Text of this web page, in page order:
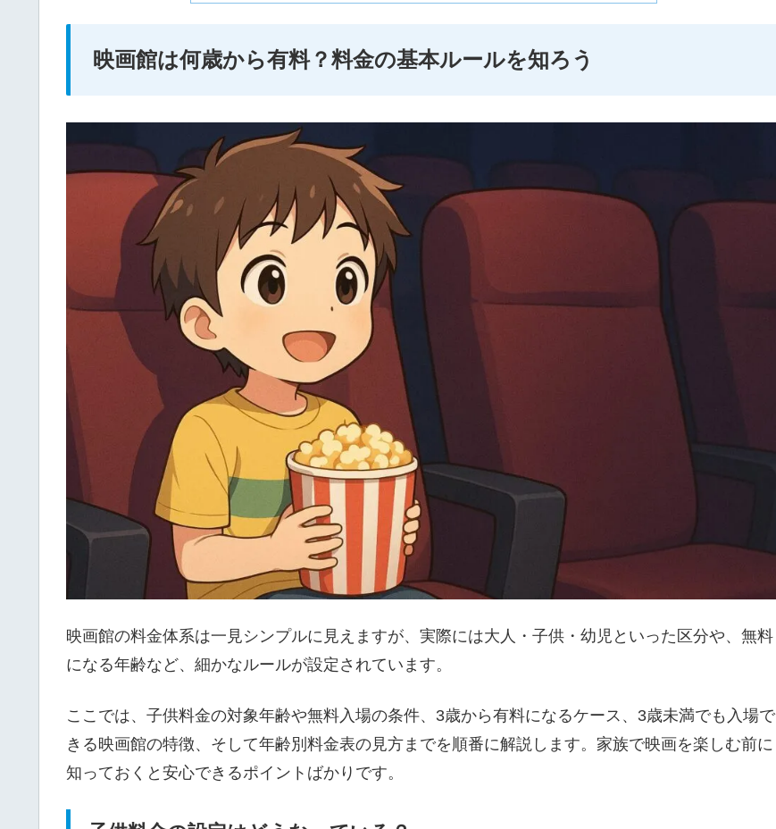
映画館は何歳から有料？料金の基本ルールを知ろう
映画館の料金体系は一見シンプルに見えますが、実際には大人・子供・幼児といった区分や、無料
になる年齢など、細かなルールが設定されています。
ここでは、子供料金の対象年齢や無料入場の条件、3歳から有料になるケース、3歳未満でも入場で
きる映画館の特徴、そして年齢別料金表の見方までを順番に解説します。家族で映画を楽しむ前に
知っておくと安心できるポイントばかりです。